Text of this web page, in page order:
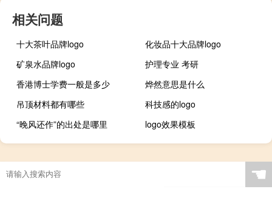
相关问题
十大茶叶品牌logo
化妆品十大品牌logo
矿泉水品牌logo
护理专业 考研
香港博士学费一般是多少
烨然意思是什么
吊顶材料都有哪些
科技感的logo
“晚风还作”的出处是哪里
logo效果模板
☚